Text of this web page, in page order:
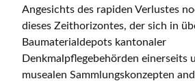
Angesichts des rapiden Verlustes
dieses Zeithorizontes, der sich in
Baumaterialdepots kantonaler
Denkmalpflegebehörden einerseits
musealen Sammlungskonzepten